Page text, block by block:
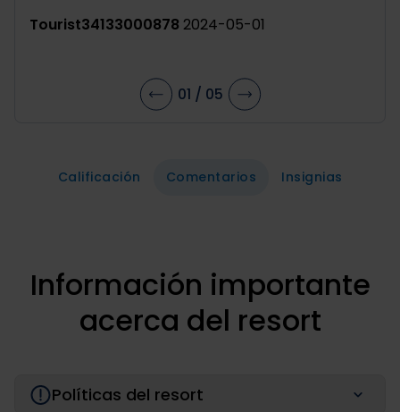
Tourist34133000878 2024-05-01
01 / 05
Calificación Comentarios Insignias
Información importante
acerca del resort
Políticas del resort